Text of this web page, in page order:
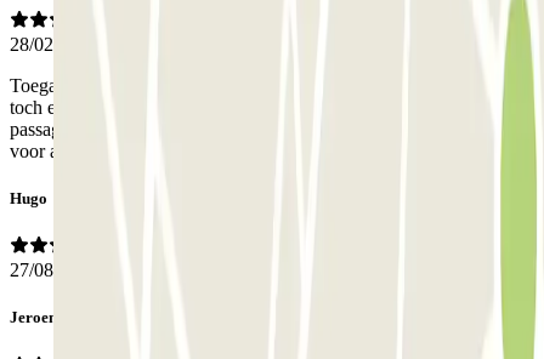
28/02/2026
Toegang niet beveiligd, slagbomen allemaal kapot!!! Na afmelden
toch een verlenging gefactureerd gekregen omdat ik niet door de
passagiersingang ben gelopen maar door de niet afgesloten ingang
voor auto's. Ondanks netjes af bij vertrek. Geen personeel.!
Hugo
27/08/2025
Jeroen